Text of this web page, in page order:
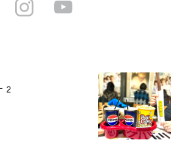
https://